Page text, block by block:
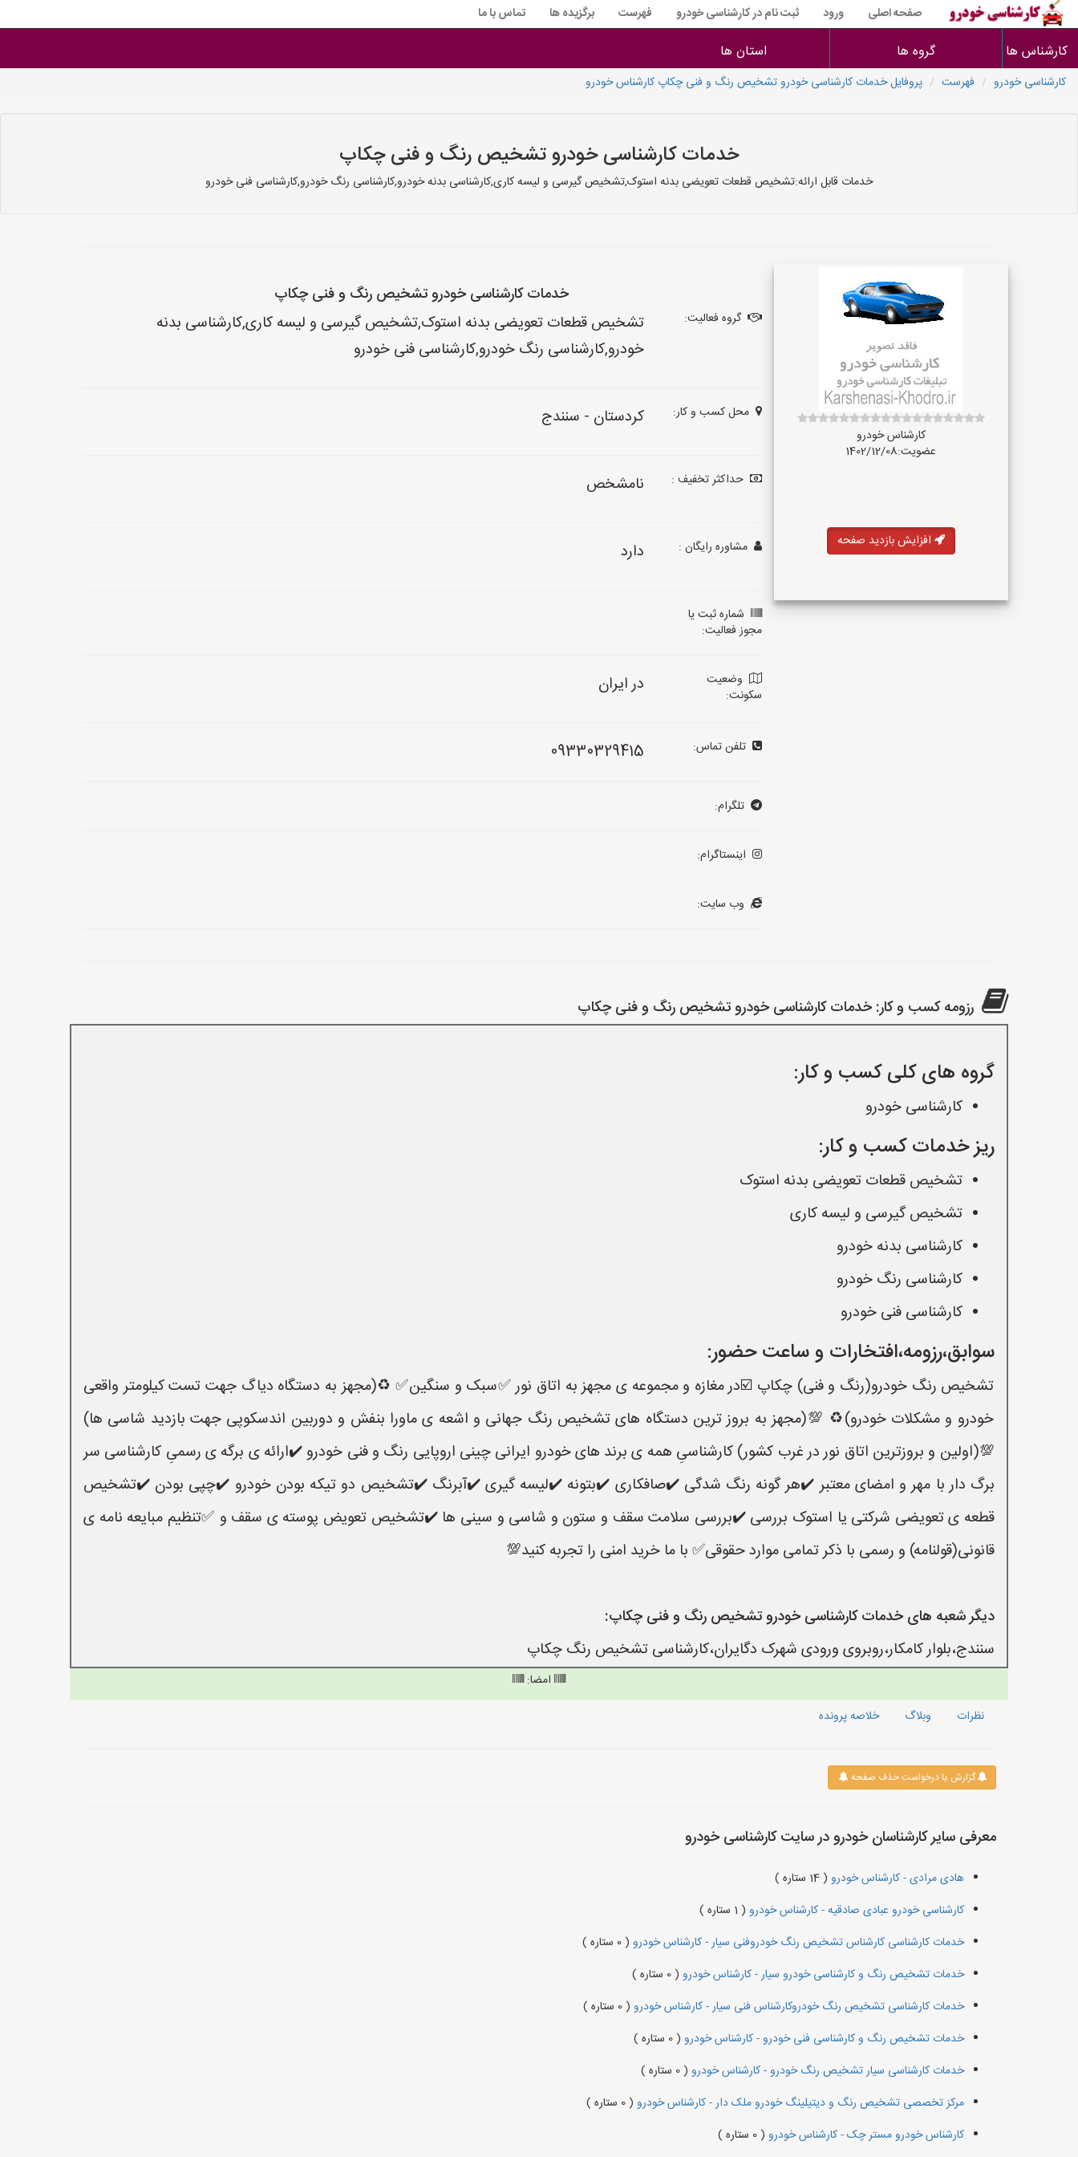
صفحه اصلی ورود ثبت نام در کارشناسی خودرو فهرست برگزیده ها تماس با ما
کارشناس ها گروه ها استان ها
کارشناسی خودرو فهرست پروفایل خدمات کارشناسی خودرو تشخیص رنگ و فنی چکاپ کارشناس خودرو
خدمات کارشناسی خودرو تشخیص رنگ و فنی چکاپ
خدمات قابل ارائه:تشخیص قطعات تعویضی بدنه استوک,تشخیص گیرسی و لیسه کاری,کارشناسی بدنه خودرو,کارشناسی رنگ خودرو,کارشناسی فنی خودرو
کارشناس خودرو
عضویت:1402/12/08
افزایش بازدید صفحه
خدمات کارشناسی خودرو تشخیص رنگ و فنی چکاپ
گروه فعالیت:
تشخیص قطعات تعویضی بدنه استوک,تشخیص گیرسی و لیسه کاری,کارشناسی بدنه
خودرو,کارشناسی رنگ خودرو,کارشناسی فنی خودرو
محل کسب و کار: کردستان - سنندج
حداکثر تخفیف : نامشخص
مشاوره رایگان : دارد
شماره ثبت یا
مجوز فعالیت:
وضعیت
سکونت:
در ایران
تلفن تماس: 09330329415
تلگرام:
اینستاگرام:
وب سایت:
رزومه کسب و کار: خدمات کارشناسی خودرو تشخیص رنگ و فنی چکاپ
گروه های کلی کسب و کار:
کارشناسی خودرو
ریز خدمات کسب و کار:
تشخیص قطعات تعویضی بدنه استوک
تشخیص گیرسی و لیسه کاری
کارشناسی بدنه خودرو
کارشناسی رنگ خودرو
کارشناسی فنی خودرو
سوابق،رزومه،افتخارات و ساعت حضور:
تشخیص رنگ خودرو(رنگ و فنی) چکاپ ☑️در مغازه و مجموعه ی مجهز به اتاق نور ✅️سبک و سنگین✅️ ♻️(مجهز به دستگاه دیاگ جهت تست کیلومتر واقعی
خودرو و مشکلات خودرو)♻️ 💯(مجهز به بروز ترین دستگاه های تشخیص رنگ جهانی و اشعه ی ماورا بنفش و دوربین اندسکوپی جهت بازدید شاسی ها)
💯(اولین و بروزترین اتاق نور در غرب کشور) کارشناسیِ همه ی برند های خودرو ایرانی چینی اروپایی رنگ و فنی خودرو ✔️ارائه ی برگه ی رسمیِ کارشناسی سر
برگ دار با مهر و امضای معتبر ✔️هر گونه رنگ شدگی ✔️صافکاری ✔️بتونه ✔️لیسه گیری ✔️آبرنگ ✔️تشخیص دو تیکه بودن خودرو ✔️چپی بودن ✔️تشخیص
قطعه ی تعویضی شرکتی یا استوک بررسی ✔️بررسی سلامت سقف و ستون و شاسی و سینی ها ✔️تشخیص تعویض پوسته ی سقف و ✅️تنظیم مبایعه نامه ی
قانونی(قولنامه) و رسمی با ذکر تمامی موارد حقوقی✅️ با ما خرید امنی را تجربه کنید💯
دیگر شعبه های خدمات کارشناسی خودرو تشخیص رنگ و فنی چکاپ:
سنندج،بلوار کامکار،روبروی ورودی شهرک دگایران،کارشناسی تشخیص رنگ چکاپ
امضا:
نظرات
وبلاگ خلاصه پرونده
گزارش یا درخواست حذف صفحه
معرفی سایر کارشناسان خودرو در سایت کارشناسی خودرو
هادی مرادی - کارشناس خودرو ( 14 ستاره )
کارشناسی خودرو عبادی صادقیه - کارشناس خودرو ( 1 ستاره )
خدمات کارشناسی کارشناس تشخیص رنگ خودروفنی سیار - کارشناس خودرو ( 0 ستاره )
خدمات تشخیص رنگ و کارشناسی خودرو سیار - کارشناس خودرو ( 0 ستاره )
خدمات کارشناسی تشخیص رنگ خودروکارشناس فنی‌ سیار - کارشناس خودرو ( 0 ستاره )
خدمات تشخیص رنگ و کارشناسی فنی خودرو - کارشناس خودرو ( 0 ستاره )
خدمات کارشناسی سیار تشخیص رنگ خودرو - کارشناس خودرو ( 0 ستاره )
مرکز تخصصی تشخیص رنگ و دیتیلینگ خودرو ملک دار - کارشناس خودرو ( 0 ستاره )
کارشناس خودرو مستر چک - کارشناس خودرو ( 0 ستاره )